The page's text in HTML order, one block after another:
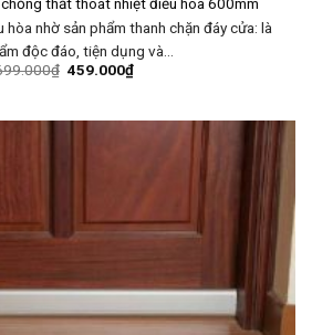
nhờ sản phẩm thanh chặn đáy cửa: là
độc đáo, tiện dụng và…
₫ 459.000₫